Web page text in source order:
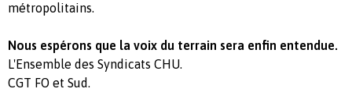
métropolitains.
Nous espérons que la voix du terrain sera enfin entendue.
L'Ensemble des Syndicats CHU.
CGT FO et Sud.